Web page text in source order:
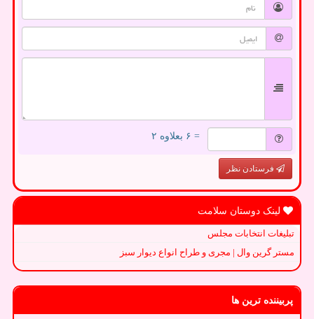
= ۶ بعلاوه ۲
فرستادن نظر
لینک دوستان سلامت
تبلیغات انتخابات مجلس
مستر گرین وال | مجری و طراح انواع دیوار سبز
پربیننده ترین ها